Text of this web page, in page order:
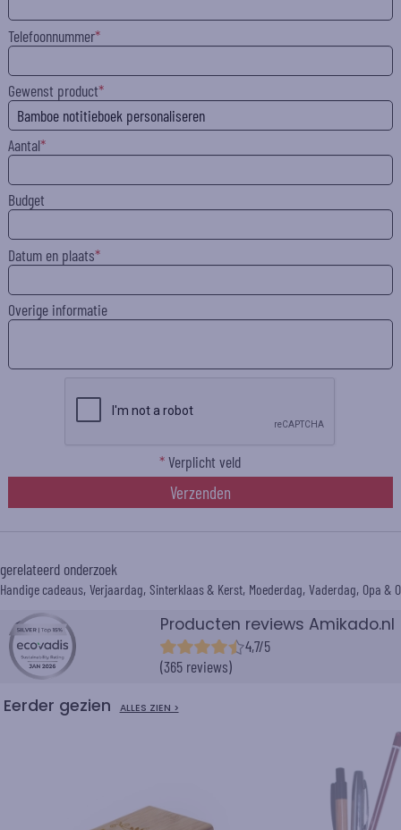
Telefoonnummer
Gewenst product
Aantal
Budget
Datum en plaats
Overige informatie
*Verplicht veld
Verzenden
gerelateerd onderzoek
Handige cadeaus Verjaardag Sinterklaas & Kerst Moederdag Vaderdag Opa &
Producten reviews Amikado.nl
4,7/5
(365 reviews)
Eerder gezien ALLES ZIEN >